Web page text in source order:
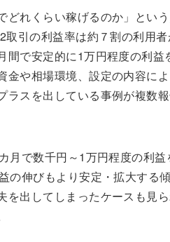
どれくらい稼げるのか」とい
引の利益率は約７割の利用
間で安定的に1万円程度の利益
金や相場環境、設定の内容に
スを出している事例が複数報
月で数千円～1万円程度の利
の伸びもより安定・拡大する
を出してしまったケースも見